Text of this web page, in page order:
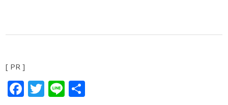
[ PR ]
Facebook
Twitter
Line